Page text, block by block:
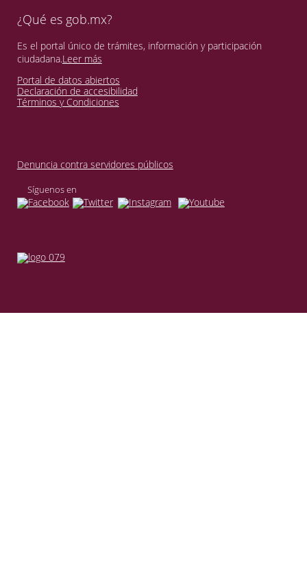
¿Qué es gob.mx?
Es el portal único de trámites, información y participación
ciudadana.Leer más
Portal de datos abiertos
Declaración de accesibilidad
Términos y Condiciones
Denuncia contra servidores públicos
Síguenos en